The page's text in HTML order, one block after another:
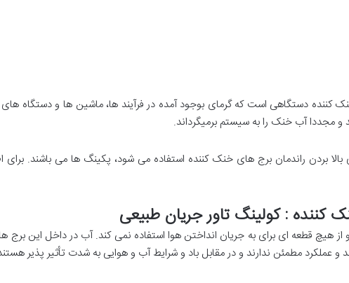
دستگاهی است که گرمای بوجود آمده در فرآیند ها، ماشین ها و دستگاه های
و مجددا آب خنک را به سیستم برمیگرداند.
بالا بردن راندمان برج های خنک کننده استفاده می شود، پکینگ ها می باشند. برای
: کولینگ تاور جریان طبیعی
از هیچ قطعه ای برای به جریان انداختن هوا استفاده نمی کند. آب در داخل این
و عملکرد مطمئن ندارند و در مقابل باد و شرایط آب و هوایی به شدت تأثیر پذیر